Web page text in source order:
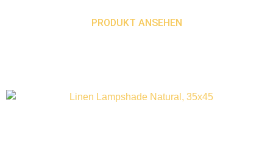
PRODUKT ANSEHEN